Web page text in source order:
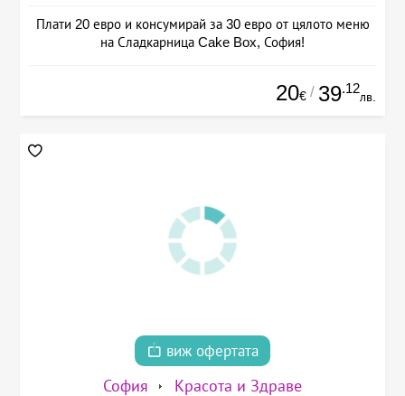
Плати 20 евро и консумирай за 30 евро от цялото меню
на Сладкарница Cake Box, София!
20€ / 39.12
лв.
виж офертата
София Красота и Здраве